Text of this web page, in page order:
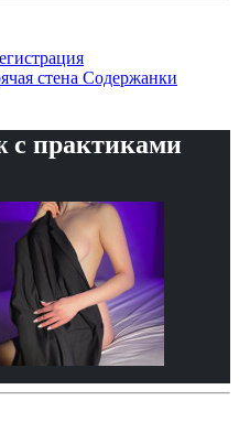
стена Содержанки
с практиками